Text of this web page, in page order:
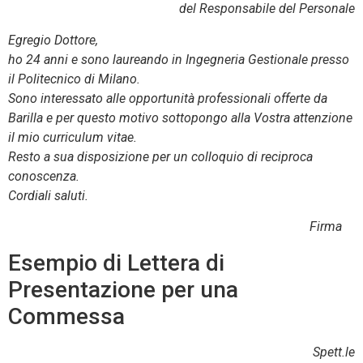
del Responsabile del Personale
Egregio Dottore,
ho 24 anni e sono laureando in Ingegneria Gestionale presso
il Politecnico di Milano.
Sono interessato alle opportunità professionali offerte da
Barilla e per questo motivo sottopongo alla Vostra attenzione
il mio curriculum vitae.
Resto a sua disposizione per un colloquio di reciproca
conoscenza.
Cordiali saluti.
Firma
Esempio di Lettera di
Presentazione per una
Commessa
Spett.le